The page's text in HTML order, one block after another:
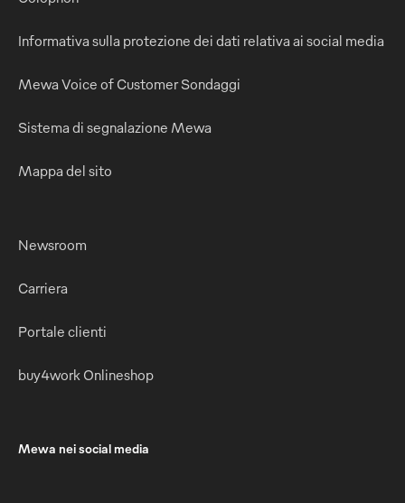
Informativa sulla protezione dei dati relativa ai social media
Mewa Voice of Customer Sondaggi
Sistema di segnalazione Mewa
Mappa del sito
Newsroom
Carriera
Portale clienti
buy4work Onlineshop
Mewa nei social media